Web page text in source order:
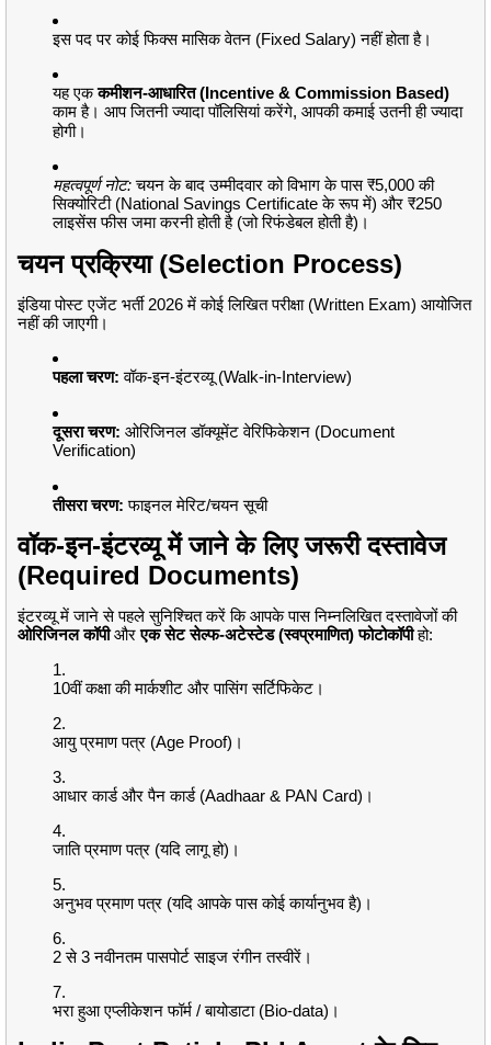
इस पद पर कोई फिक्स मासिक वेतन (Fixed Salary) नहीं होता है।
यह एककमीशन-आधारित (Incentive & Commission Based)
काम है। आप जितनी ज्यादा पॉलिसियां करेंगे, आपकी कमाई उतनी ही ज्यादा
होगी।
महत्वपूर्ण नोट: चयन के बाद उम्मीदवार को विभाग के पास ₹5,000 की
सिक्योरिटी (National Savings Certificate के रूप में) और ₹250
लाइसेंस फीस जमा करनी होती है (जो रिफंडेबल होती है)।
चयन प्रक्रिया (Selection Process)
इंडिया पोस्ट एजेंट भर्ती 2026 में कोई लिखित परीक्षा (Written Exam) आयोजित
नहीं की जाएगी।
पहला चरण: वॉक-इन-इंटरव्यू (Walk-in-Interview)
दूसरा चरण: ओरिजिनल डॉक्यूमेंट वेरिफिकेशन (Document
Verification)
तीसरा चरण: फाइनल मेरिट/चयन सूची
वॉक-इन-इंटरव्यू में जाने के लिए जरूरी दस्तावेज
(Required Documents)
इंटरव्यू में जाने से पहले सुनिश्चित करें कि आपके पास निम्नलिखित दस्तावेजों की
ओरिजिनल कॉपीऔरएक सेट सेल्फ-अटेस्टेड (स्वप्रमाणित) फोटोकॉपीहो:
10वीं कक्षा की मार्कशीट और पासिंग सर्टिफिकेट।
आयु प्रमाण पत्र (Age Proof)।
आधार कार्ड और पैन कार्ड (Aadhaar & PAN Card)।
जाति प्रमाण पत्र (यदि लागू हो)।
अनुभव प्रमाण पत्र (यदि आपके पास कोई कार्यानुभव है)।
2 से 3 नवीनतम पासपोर्ट साइज रंगीन तस्वीरें।
भरा हुआ एप्लीकेशन फॉर्म / बायोडाटा (Bio-data)।